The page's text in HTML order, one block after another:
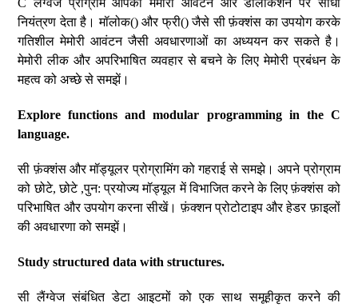
C लैंग्वेज प्रोग्राम आपको मेमोरी आवंटन और डीलोकेशन पर सीधा
नियंत्रण देता है। मॉलोक() और फ्री() जैसे सी फ़ंक्शंस का उपयोग करके
गतिशील मेमोरी आवंटन जैसी अवधारणाओं का अध्ययन कर सकते है।
मेमोरी लीक और अपरिभाषित व्यवहार से बचने के लिए मेमोरी प्रबंधन के
महत्व को अच्छे से समझें।
Explore functions and modular programming in the C
language.
सी फ़ंक्शंस और मॉड्यूलर प्रोग्रामिंग को गहराई से समझे। अपने प्रोग्राम
को छोटे, छोटे ,पुन: प्रयोज्य मॉड्यूल में विभाजित करने के लिए फ़ंक्शंस को
परिभाषित और उपयोग करना सीखें। फ़ंक्शन प्रोटोटाइप और हेडर फ़ाइलों
की अवधारणा को समझें।
Study structured data with structures.
सी लैंग्वेज संबंधित डेटा आइटमों को एक साथ समूहीकृत करने की